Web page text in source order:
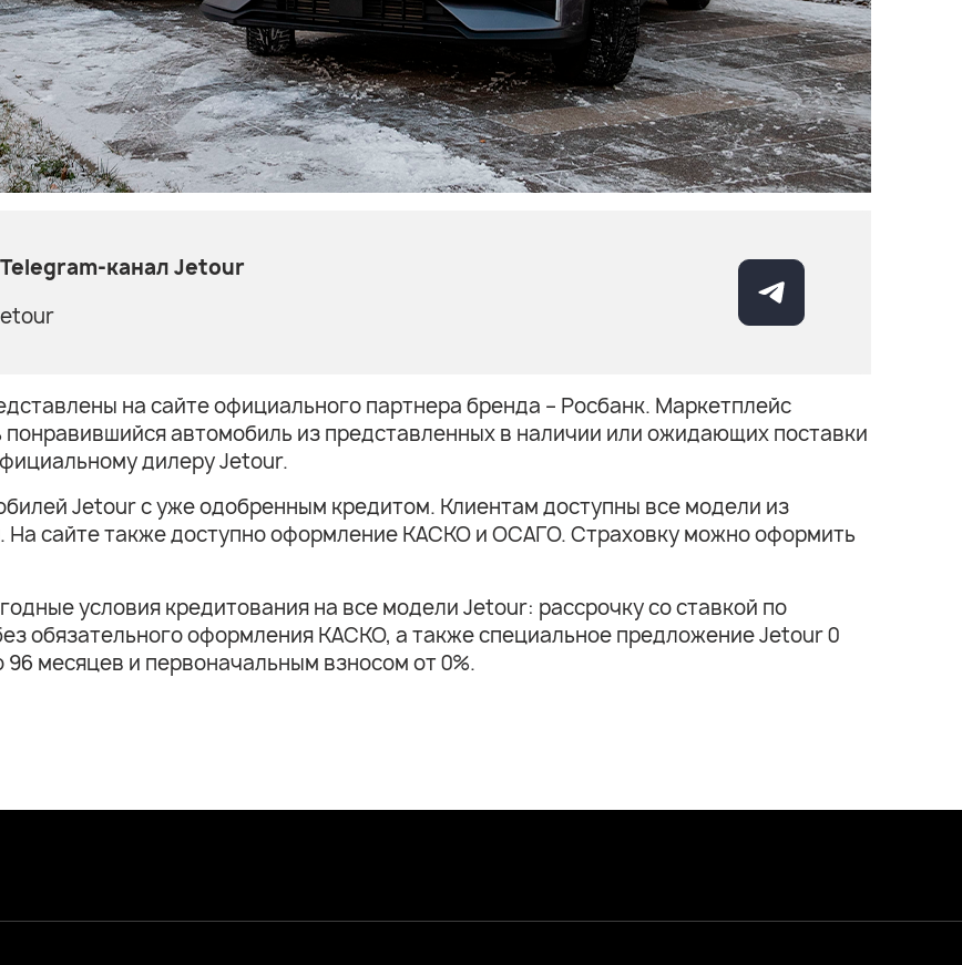
канал Jetour
на сайте официального партнера бренда – Росбанк. Маркетплейс
автомобиль из представленных в наличии или ожидающих поставки
дилеру Jetour.
Jetour с уже одобренным кредитом. Клиентам доступны все модели из
На сайте также доступно оформление КАСКО и ОСАГО. Страховку можно оформить
условия кредитования на все модели Jetour: рассрочку со ставкой по
обязательного оформления КАСКО, а также специальное предложение Jetour 0
месяцев и первоначальным взносом от 0%.